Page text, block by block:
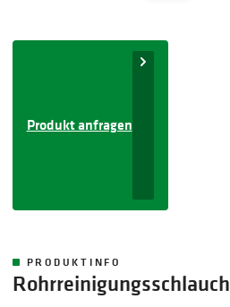
Produkt anfragen
PRODUKTINFO
Rohrreinigungsschlauch